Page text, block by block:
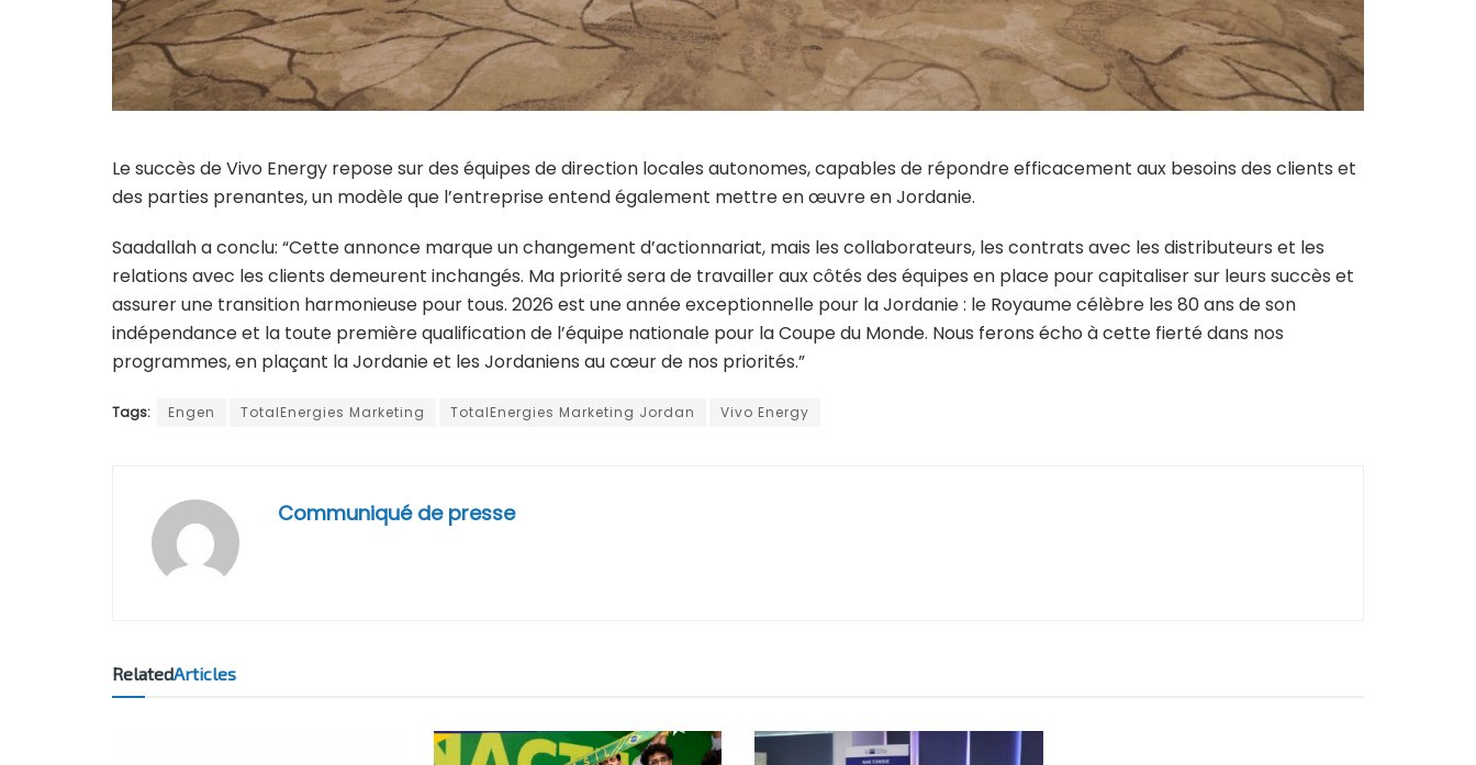
Le succès de Vivo Energy repose sur des équipes de direction locales autonomes, capables de répondre efficacement aux besoins des clients et
des parties prenantes, un modèle que l’entreprise entend également mettre en œuvre en Jordanie.
Saadallah a conclu: “Cette annonce marque un changement d’actionnariat, mais les collaborateurs, les contrats avec les distributeurs et les
relations avec les clients demeurent inchangés. Ma priorité sera de travailler aux côtés des équipes en place pour capitaliser sur leurs succès et
assurer une transition harmonieuse pour tous. 2026 est une année exceptionnelle pour la Jordanie : le Royaume célèbre les 80 ans de son
indépendance et la toute première qualification de l’équipe nationale pour la Coupe du Monde. Nous ferons écho à cette fierté dans nos
programmes, en plaçant la Jordanie et les Jordaniens au cœur de nos priorités.”
Tags: Engen TotalEnergies Marketing TotalEnergies Marketing Jordan Vivo Energy
Communiqué de presse
RelatedArticles